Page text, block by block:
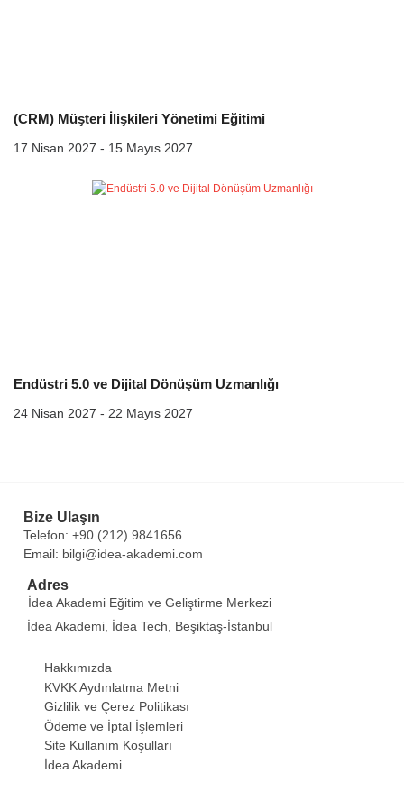
(CRM) Müşteri İlişkileri Yönetimi Eğitimi
17 Nisan 2027 - 15 Mayıs 2027
Endüstri 5.0 ve Dijital Dönüşüm Uzmanlığı
24 Nisan 2027 - 22 Mayıs 2027
Bize Ulaşın
Telefon: +90 (212) 9841656
Email: bilgi@idea-akademi.com
Adres
İdea Akademi Eğitim ve Geliştirme Merkezi
İdea Akademi, İdea Tech, Beşiktaş-İstanbul
Hakkımızda
KVKK Aydınlatma Metni
Gizlilik ve Çerez Politikası
Ödeme ve İptal İşlemleri
Site Kullanım Koşulları
İdea Akademi